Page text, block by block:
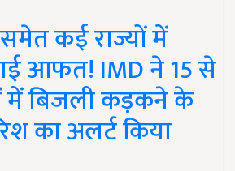
कई राज्यों में
आफत! IMD ने 15 से
में बिजली कड़कने के
का अलर्ट किया